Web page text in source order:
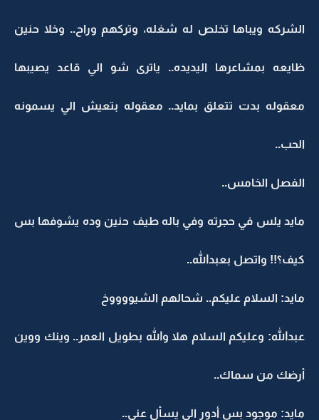
الشركه ويباها تخلص له شغله، وتركهم وراح.. وخلا حنين
ظايعه بمشاعرها اليديده.. ياترى شو الي قاعد يصيبها
معقوله بدت تتعلق بمايد.. معقوله بتعيش الي يسمونه
الحب..
الفصل الخامس..
مايد يلس في حجرته وفي باله طيف حنين وده يشوفها بس
كيف؟!! واتصل بعبدالله..
مايد: السلام عليكم.. شحالهم الشيووووخ
عبدالله: وعليكم السلام هلا والله بطويل العمر.. وينك ووين
أرضك من سماك..
مايد: موجود بس أدور الي يسأل عني..